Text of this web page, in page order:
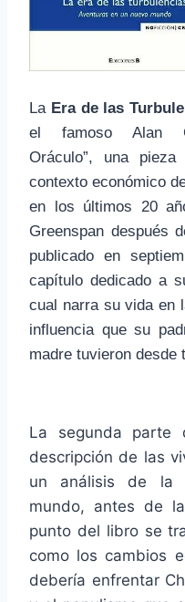
La Era de las
el famoso Alan
Oráculo”, una
contexto económico
en los últimos 20
Greenspan después
publicado en
capítulo dedicado a
cual narra su vida en
influencia que su
madre tuvieron desde
La segunda parte
descripción de las
un análisis de la
mundo, antes de
punto del libro se
como los cambios
debería enfrentar